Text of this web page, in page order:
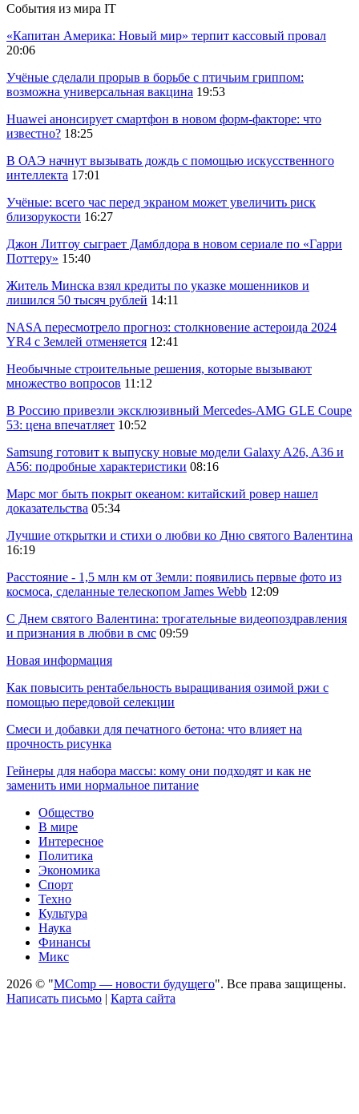
События из мира IT
«Капитан Америка: Новый мир» терпит кассовый провал
20:06
Учёные сделали прорыв в борьбе с птичьим гриппом:
возможна универсальная вакцина 19:53
Huawei анонсирует смартфон в новом форм-факторе: что
известно? 18:25
В ОАЭ начнут вызывать дождь с помощью искусственного
интеллекта 17:01
Учёные: всего час перед экраном может увеличить риск
близорукости 16:27
Джон Литгоу сыграет Дамблдора в новом сериале по «Гарри
Поттеру» 15:40
Житель Минска взял кредиты по указке мошенников и
лишился 50 тысяч рублей 14:11
NASA пересмотрело прогноз: столкновение астероида 2024
YR4 с Землей отменяется 12:41
Необычные строительные решения, которые вызывают
множество вопросов 11:12
В Россию привезли эксклюзивный Mercedes-AMG GLE Coupe
53: цена впечатляет 10:52
Samsung готовит к выпуску новые модели Galaxy A26, A36 и
A56: подробные характеристики 08:16
Марс мог быть покрыт океаном: китайский ровер нашел
доказательства 05:34
Лучшие открытки и стихи о любви ко Дню святого Валентина
16:19
Расстояние - 1,5 млн км от Земли: появились первые фото из
космоса, сделанные телескопом James Webb 12:09
С Днем святого Валентина: трогательные видеопоздравления
и признания в любви в смс 09:59
Новая информация
Как повысить рентабельность выращивания озимой ржи с
помощью передовой селекции
Смеси и добавки для печатного бетона: что влияет на
прочность рисунка
Гейнеры для набора массы: кому они подходят и как не
заменить ими нормальное питание
Общество
В мире
Интересное
Политика
Экономика
Спорт
Техно
Культура
Наука
Финансы
Микс
2026 © "MComp — новости будущего". Все права защищены.
Написать письмо | Карта сайта